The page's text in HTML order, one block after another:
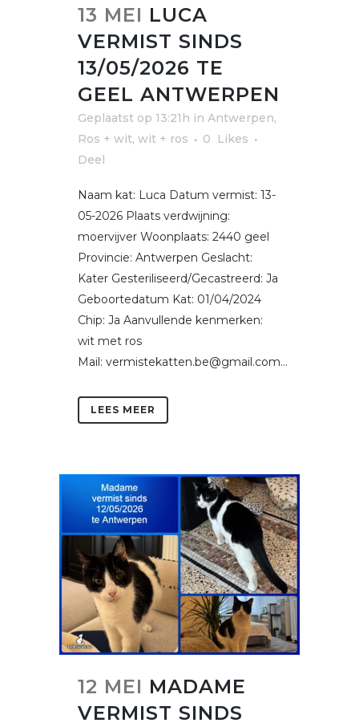
13 MEI LUCA
VERMIST SINDS
13/05/2026 TE
GEEL ANTWERPEN
Geplaatst op 13:21h in Antwerpen,
Ros + wit, wit + ros
0
Likes
Deel
Naam kat: Luca Datum vermist: 13-
05-2026 Plaats verdwijning:
moervijver Woonplaats: 2440 geel
Provincie: Antwerpen Geslacht:
Kater Gesteriliseerd/Gecastreerd: Ja
Geboortedatum Kat: 01/04/2024
Chip: Ja Aanvullende kenmerken:
wit met ros
Mail: vermistekatten.be@gmail.com...
LEES MEER
12 MEI MADAME
VERMIST SINDS